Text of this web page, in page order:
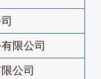
限公司
公司